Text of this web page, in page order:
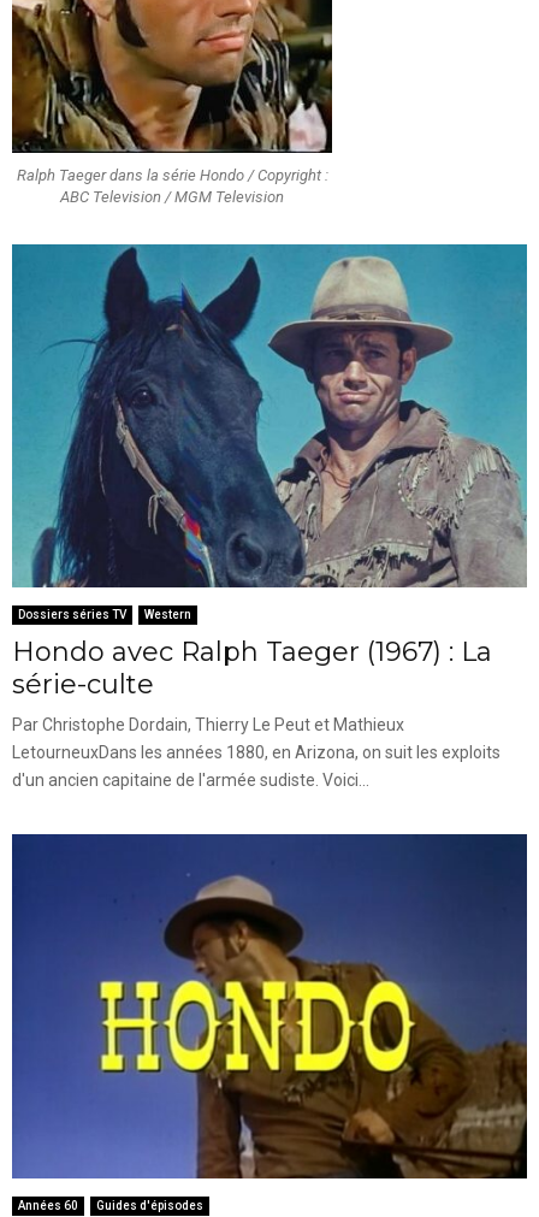
Ralph Taeger dans la série Hondo / Copyright :
ABC Television / MGM Television
Dossiers séries TV Western
Hondo avec Ralph Taeger (1967) : La
série-culte
Par Christophe Dordain, Thierry Le Peut et Mathieux
LetourneuxDans les années 1880, en Arizona, on suit les exploits
d'un ancien capitaine de l'armée sudiste. Voici...
Années 60 Guides d'épisodes